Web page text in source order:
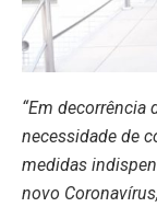
“Em decorrência
necessidade de
medidas
novo